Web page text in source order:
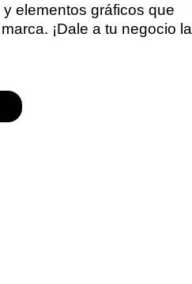
elementos gráficos que
¡Dale a tu negocio la